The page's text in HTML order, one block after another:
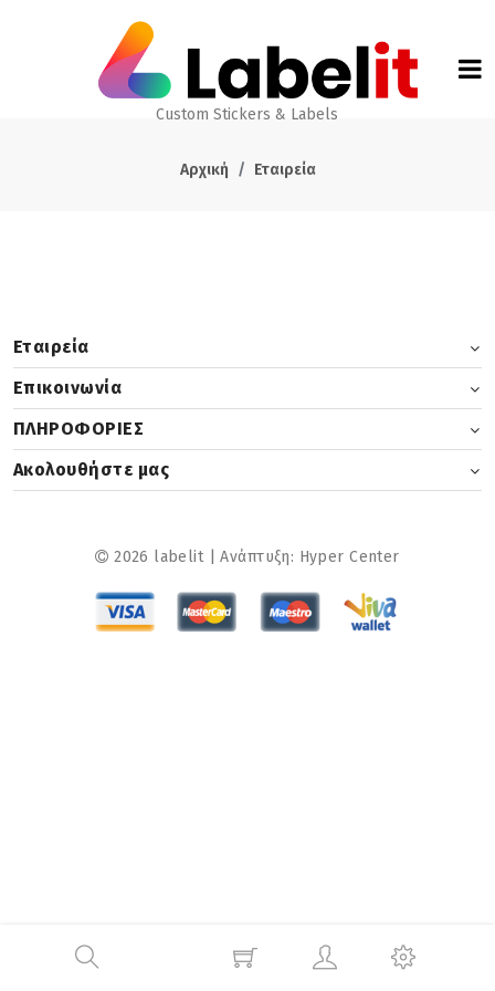
Custom Stickers & Labels
Αρχική Εταιρεία
Εταιρεία
Επικοινωνία
ΠΛΗΡΟΦΟΡΙΕΣ
Ακολουθήστε μας
2026 labelit | Ανάπτυξη: Hyper Center